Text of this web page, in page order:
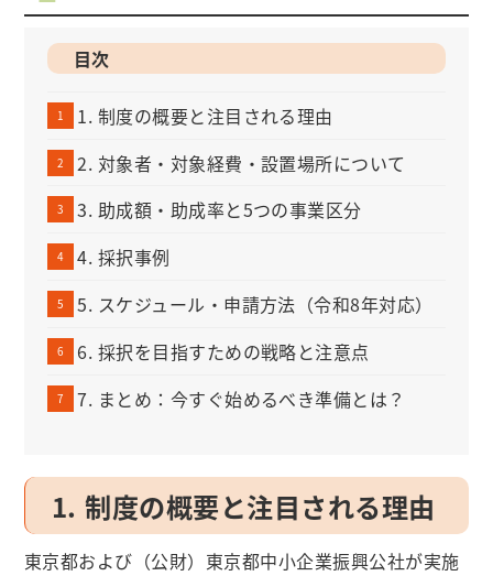
目次
1. 制度の概要と注目される理由
2. 対象者・対象経費・設置場所について
3. 助成額・助成率と5つの事業区分
4. 採択事例
5. スケジュール・申請方法（令和8年対応）
6. 採択を目指すための戦略と注意点
7. まとめ：今すぐ始めるべき準備とは？
1. 制度の概要と注目される理由
東京都および（公財）東京都中小企業振興公社が実施